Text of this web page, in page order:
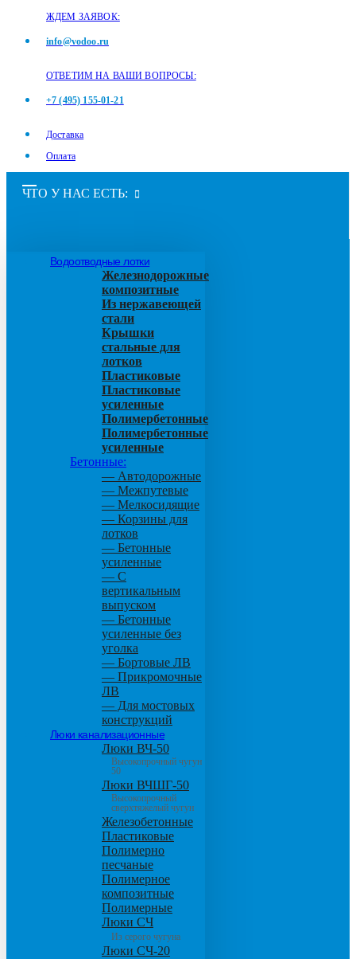
ЖДЕМ ЗАЯВОК:
info@vodoo.ru
ОТВЕТИМ НА ВАШИ ВОПРОСЫ:
+7 (495) 155-01-21
Доставка
Оплата
ЧТО У НАС ЕСТЬ:
Водоотводные лотки
Железнодорожные
композитные
Из нержавеющей
стали
Крышки
стальные для
лотков
Пластиковые
Пластиковые
усиленные
Полимербетонные
Полимербетонные
усиленные
Бетонные:
— Автодорожные
— Межпутевые
— Мелкосидящие
— Корзины для
лотков
— Бетонные
усиленные
— С
вертикальным
выпуском
— Бетонные
усиленные без
уголка
— Бортовые ЛВ
— Прикромочные
ЛВ
— Для мостовых
конструкций
Люки канализационные
Люки ВЧ-50
Высокопрочный чугун
50
Люки ВЧШГ-50
Высокопрочный
сверхтяжелый чугун
Железобетонные
Пластиковые
Полимерно
песчаные
Полимерное
композитные
Полимерные
Люки СЧ
Из серого чугуна
Люки СЧ-20